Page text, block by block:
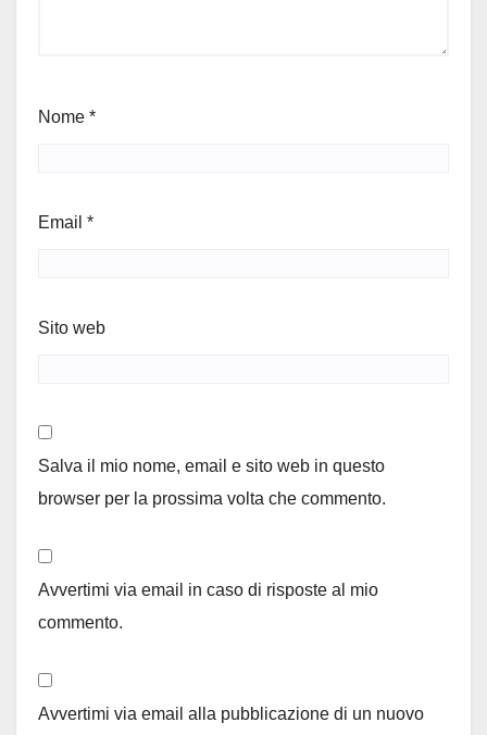
Nome *
Email *
Sito web
Salva il mio nome, email e sito web in questo
browser per la prossima volta che commento.
Avvertimi via email in caso di risposte al mio
commento.
Avvertimi via email alla pubblicazione di un nuovo